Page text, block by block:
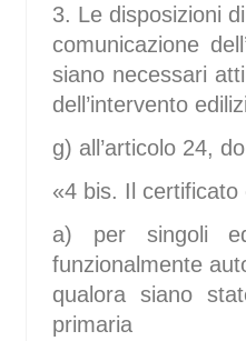
3. Le disposizioni
comunicazione
siano necessari
dell’intervento
g) all’articolo 24,
«4 bis. Il
a) per singoli
funzionalmente
qualora siano
primaria